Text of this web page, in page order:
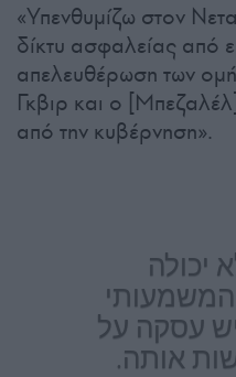
«Υπενθυμίζω στον
δίκτυ ασφαλείας από
απελευθέρωση των
Γκβιρ και ο
από την κυβέρνηση».
יכולה
עסקה על
אותה.